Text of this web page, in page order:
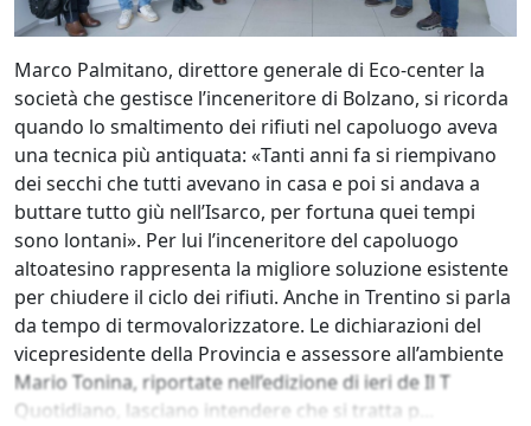
Marco Palmitano, direttore generale di Eco-center la
società che gestisce l’inceneritore di Bolzano, si ricorda
quando lo smaltimento dei rifiuti nel capoluogo aveva
una tecnica più antiquata: «Tanti anni fa si riempivano
dei secchi che tutti avevano in casa e poi si andava a
buttare tutto giù nell’Isarco, per fortuna quei tempi
sono lontani». Per lui l’inceneritore del capoluogo
altoatesino rappresenta la migliore soluzione esistente
per chiudere il ciclo dei rifiuti. Anche in Trentino si parla
da tempo di termovalorizzatore. Le dichiarazioni del
vicepresidente della Provincia e assessore all’ambiente
Mario Tonina, riportate nell’edizione di ieri de Il T
Quotidiano, lasciano intendere che si tratta p...